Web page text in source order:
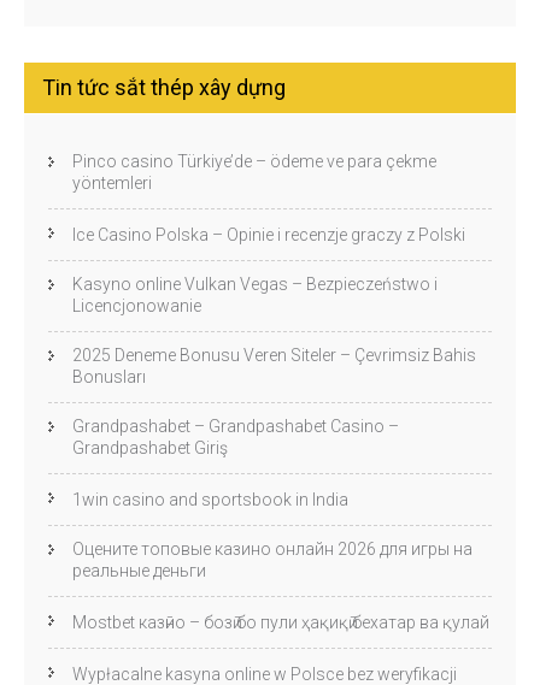
Tin tức sắt thép xây dựng
Pinco casino Türkiye’de – ödeme ve para çekme
yöntemleri
Ice Casino Polska – Opinie i recenzje graczy z Polski
Kasyno online Vulkan Vegas – Bezpieczeństwo i
Licencjonowanie
2025 Deneme Bonusu Veren Siteler – Çevrimsiz Bahis
Bonusları
Grandpashabet – Grandpashabet Casino –
Grandpashabet Giriş
1win casino and sportsbook in India
Оцените топовые казино онлайн 2026 для игры на
реальные деньги
Mostbet казӣно – бозӣ бо пули ҳақиқӣ бехатар ва қулай
Wypłacalne kasyna online w Polsce bez weryfikacji